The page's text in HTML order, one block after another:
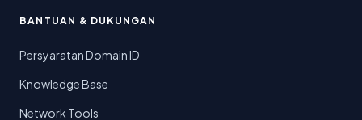
BANTUAN & DUKUNGAN
Persyaratan Domain ID
Knowledge Base
Network Tools